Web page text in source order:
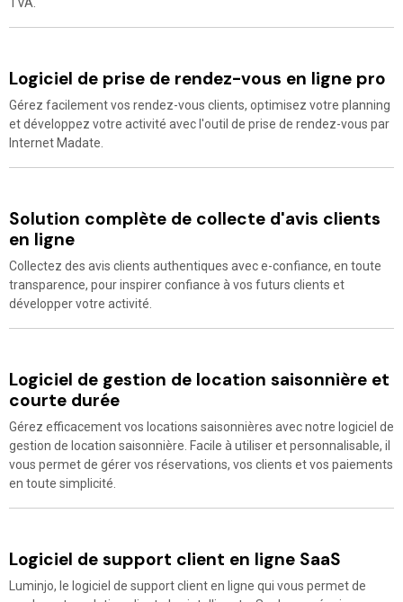
Logiciel de prise de rendez-vous en ligne pro
Gérez facilement vos rendez-vous clients, optimisez votre planning
et développez votre activité avec l'outil de prise de rendez-vous par
Internet Madate.
Solution complète de collecte d'avis clients
en ligne
Collectez des avis clients authentiques avec e-confiance, en toute
transparence, pour inspirer confiance à vos futurs clients et
développer votre activité.
Logiciel de gestion de location saisonnière et
courte durée
Gérez efficacement vos locations saisonnières avec notre logiciel de
gestion de location saisonnière. Facile à utiliser et personnalisable, il
vous permet de gérer vos réservations, vos clients et vos paiements
en toute simplicité.
Logiciel de support client en ligne SaaS
Luminjo, le logiciel de support client en ligne qui vous permet de